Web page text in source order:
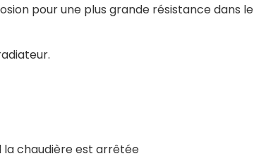
pour une plus grande résistance dans le
la chaudière est arrêtée